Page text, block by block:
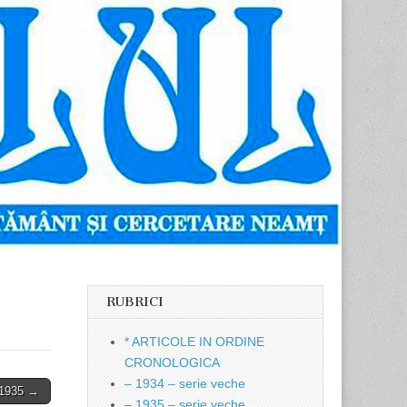
→
RUBRICI
* ARTICOLE IN ORDINE
CRONOLOGICA
– 1934 – serie veche